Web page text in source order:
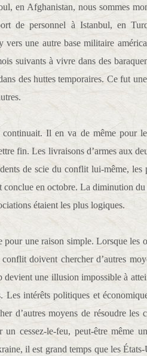
en Afghanistan, nous sommes
de personnel à Istanbul, en
vers une autre base militaire
suivants à vivre dans des
des huttes temporaires. Ce fut
continuait. Il en va de même pour
fin. Les livraisons d’armes aux
de scie du conflit lui-même, les
conclue en octobre. La diminution
étaient les plus logiques.
pour une raison simple. Lorsque les
doivent chercher d’autres
devient une illusion impossible à
Les intérêts politiques et
d’autres moyens de résoudre les
un cessez-le-feu, peut-être même
il est grand temps que les